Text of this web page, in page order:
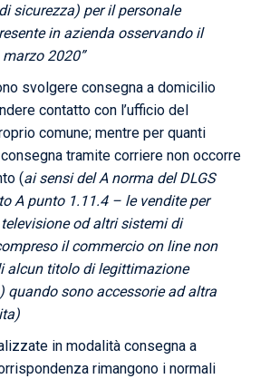
sicurezza) per il personale
in azienda osservando il
2020”
svolgere consegna a domicilio
contatto con l’ufficio del
comune; mentre per quanti
tramite corriere non occorre
(ai sensi del A norma del DLGS
A punto 1.11.4 – le vendite per
od altri sistemi di
il commercio on line non
alcun titolo di legittimazione
quando sono accessorie ad altra
in modalità consegna a
rimangono i normali